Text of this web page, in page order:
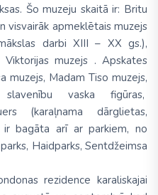
Šo muzeju skaitā ir: Britu
visvairāk apmeklētais muzejs
darbi XIII – XX gs.),
muzejs . Apskates
Madam Tiso muzejs,
vaska figūras,
(karaļnama dārglietas,
bagāta arī ar parkiem, no
Haidparks, Sentdžeimsa
rezidence karaliskajai